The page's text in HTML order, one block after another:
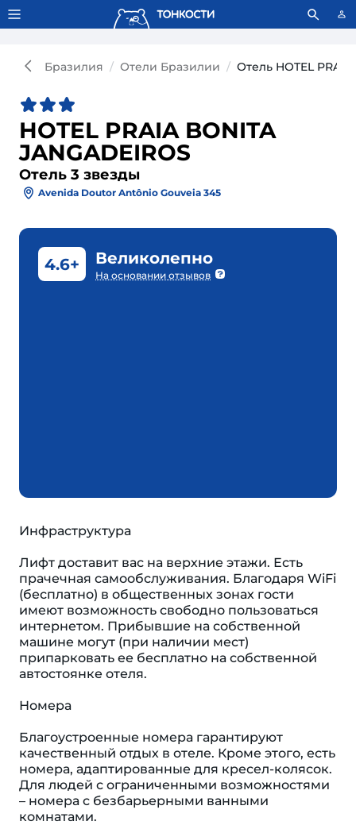
Тонкости используют сookie-файлы. Что это значит?
Бразилия Отели Бразилии Отель HOTEL PRAIA
HOTEL PRAIA BONITA
JANGADEIROS
Отель 3 звезды
Avenida Doutor Antônio Gouveia 345
4.6+ Великолепно
На основании отзывов
Инфраструктура
Лифт доставит вас на верхние этажи. Есть
прачечная самообслуживания. Благодаря WiFi
(бесплатно) в общественных зонах гости
имеют возможность свободно пользоваться
интернетом. Прибывшие на собственной
машине могут (при наличии мест)
припарковать ее бесплатно на собственной
автостоянке отеля.
Номера
Благоустроенные номера гарантируют
качественный отдых в отеле. Кроме этого, есть
номера, адаптированные для кресел-колясок.
Для людей с ограниченными возможностями
– номера с безбарьерными ванными
комнатами.